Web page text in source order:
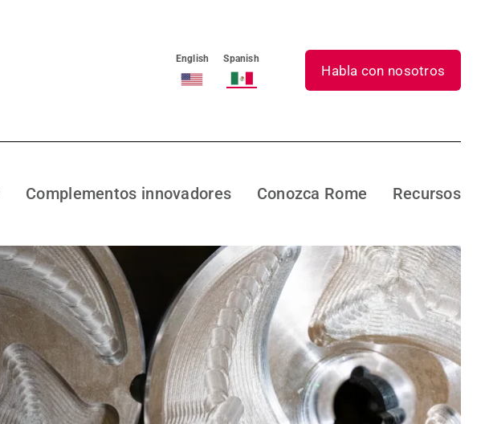
English Spanish
Habla con nosotros
Complementos innovadores Conozca Rome Recursos